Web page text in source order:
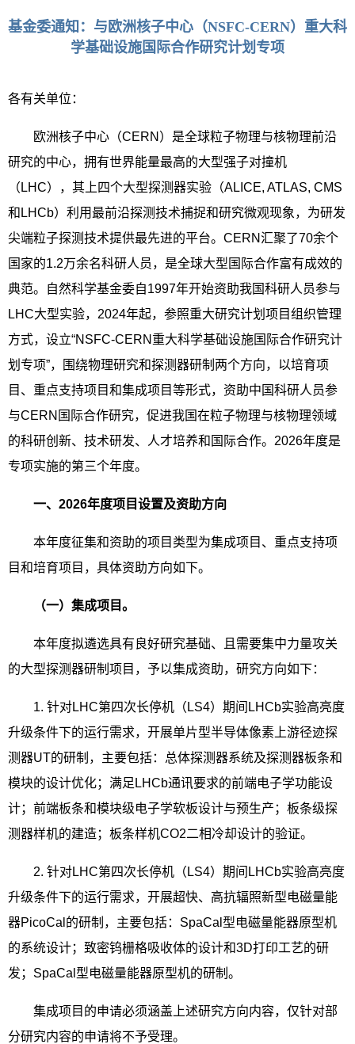
基金委通知：与欧洲核子中心（NSFC-CERN）重大科
学基础设施国际合作研究计划专项
各有关单位：
欧洲核子中心（CERN ）是全球粒子物理与核物理前沿
研究的中心，拥有世界能量最高的大型强子对撞机
（ LHC），其上四个大型探测器实验（ALICE, ATLAS, CMS
和 LHCb）利用最前沿探测技术捕捉和研究微观现象，为研发
尖端粒子探测技术提供最先进的平台。 CERN 汇聚了70余个
国家的1.2万余名科研人员，是全球大型国际合作富有成效的
典范。自然科学基金委自1997年开始资助我国科研人员参与
LHC大型实验， 2024年起，参照重大研究计划项目组织管理
方式，设立“NSFC-CERN 重大科学基础设施国际合作研究计
划专项”，围绕物理研究和探测器研制两个方向，以培育项
目、重点支持项目和集成项目等形式，资助中国科研人员参
与CERN 国际合作研究，促进我国在粒子物理与核物理领域
的科研创新、技术研发、人才培养和国际合作。 2026年度是
专项实施的第三个年度。
一、 2026年度项目设置及资助方向
本年度征集和资助的项目类型为集成项目、重点支持项
目和培育项目，具体资助方向如下。
（一）集成项目。
本年度拟遴选具有良好研究基础、且需要集中力量攻关
的大型探测器研制项目，予以集成资助，研究方向如下：
1. 针对LHC第四次长停机（ LS4）期间 LHCb实验高亮度
升级条件下的运行需求，开展单片型半导体像素上游径迹探
测器UT的研制，主要包括：总体探测器系统及探测器板条和
模块的设计优化；满足 LHCb通讯要求的前端电子学功能设
计；前端板条和模块级电子学软板设计与预生产；板条级探
测器样机的建造；板条样机CO2二相冷却设计的验证。
2. 针对LHC第四次长停机（ LS4）期间 LHCb实验高亮度
升级条件下的运行需求，开展超快、高抗辐照新型电磁量能
器PicoCal 的研制，主要包括： SpaCal 型电磁量能器原型机
的系统设计；致密钨栅格吸收体的设计和3D打印工艺的研
发； SpaCal 型电磁量能器原型机的研制。
集成项目的申请必须涵盖上述研究方向内容，仅针对部
分研究内容的申请将不予受理。